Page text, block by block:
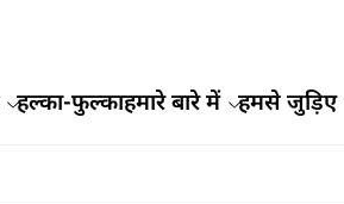
हल्का-फुल्काहमारे बारे में हमसे जुड़िए